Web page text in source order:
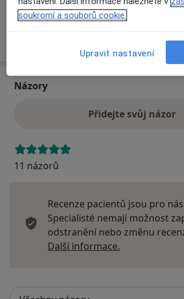
o adrese
Názory
Přidejte svůj názor
11 názorů
Recenze pacientů jsou pro
Specialisté nemají možnost
odstranění nebo změnu
Další informace.
soukromí a souborů cookie.
Upravit nastavení